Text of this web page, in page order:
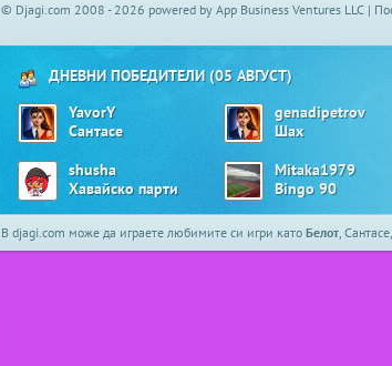
© Djagi.com 2008 - 2026 powered by App Business Ventures LLC |
ДНЕВНИ ПОБЕДИТЕЛИ (05 АВГУСТ)
YavorY
Сантасе
genadipetrov
Шах
shusha
Хавайско парти
Mitaka1979
Bingo 90
В djagi.com може да играете любимите си игри като Белот, Сантасе,